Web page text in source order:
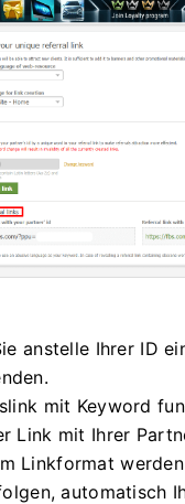
anstelle Ihrer ID
mit Keyword
Link mit Ihrer
Linkformat
automatisch